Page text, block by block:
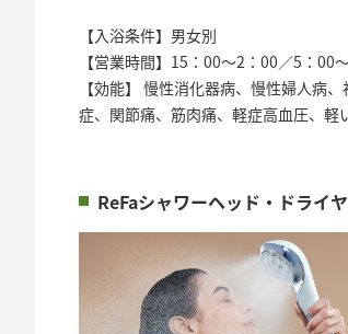
【入浴条件】男女別
【営業時間】15：00～2：00／5：00
【効能】 慢性消化器病、慢性婦人病
症、関節痛、筋肉痛、軽症高血圧、軽
ReFaシャワーヘッド・ドライ